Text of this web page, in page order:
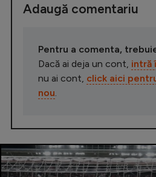
Adaugă comentariu
Pentru a comenta,
Dacă ai deja un cont, intră
nu ai cont, click aici
nou